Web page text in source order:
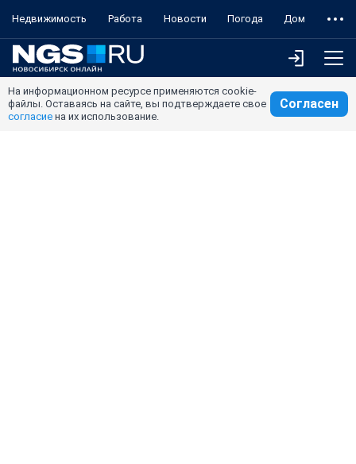
Недвижимость Работа Новости Погода Дом
На информационном ресурсе применяются cookie-
файлы. Оставаясь на сайте, вы подтверждаете свое
согласие на их использование.
Согласен